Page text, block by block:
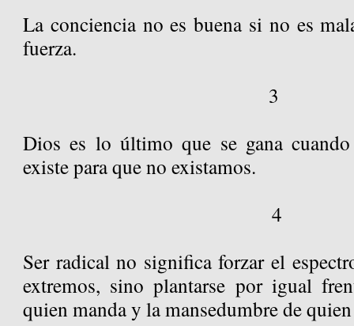
La conciencia no es buena si no es
fuerza.
3
Dios es lo último que se gana
existe para que no existamos.
4
Ser radical no significa forzar el
extremos, sino plantarse por igual
quien manda y la mansedumbre de